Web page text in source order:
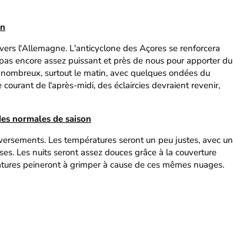
l'Allemagne. L'anticyclone des Açores se renforcera
encore assez puissant et près de nous pour apporter du
surtout le matin, avec quelques ondées du
de l'après-midi, des éclaircies devraient revenir,
normales de saison
Les températures seront un peu justes, avec un
Les nuits seront assez douces grâce à la couverture
peineront à grimper à cause de ces mêmes nuages.